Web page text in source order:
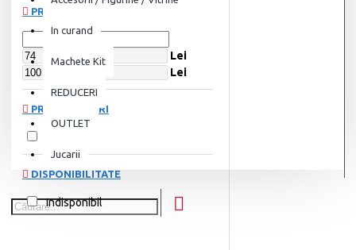
In curand
Machete Kit
REDUCERI
OUTLET
Jucarii
PREȚ
Lei
Lei
PRODUCĂTORI
DISPONIBILITATE
Indisponibil